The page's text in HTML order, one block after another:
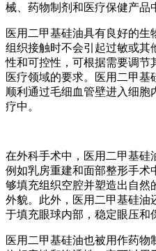
械、药物制剂和医疗保健产品
医用二甲基硅油具有良好的
组织接触时不会引起过敏或其
性和可控性，可根据需要调节
医疗领域的要求。医用二甲
顺利通过毛细血管壁进入细
疗中。
在外科手术中，医用二甲基硅
例如乳房重建和面部整形手术
够填充组织空腔并塑造出自然
外貌。此外，医用二甲基硅油
于填充眼球内部，稳定眼压和
医用二甲基硅油也被用作药